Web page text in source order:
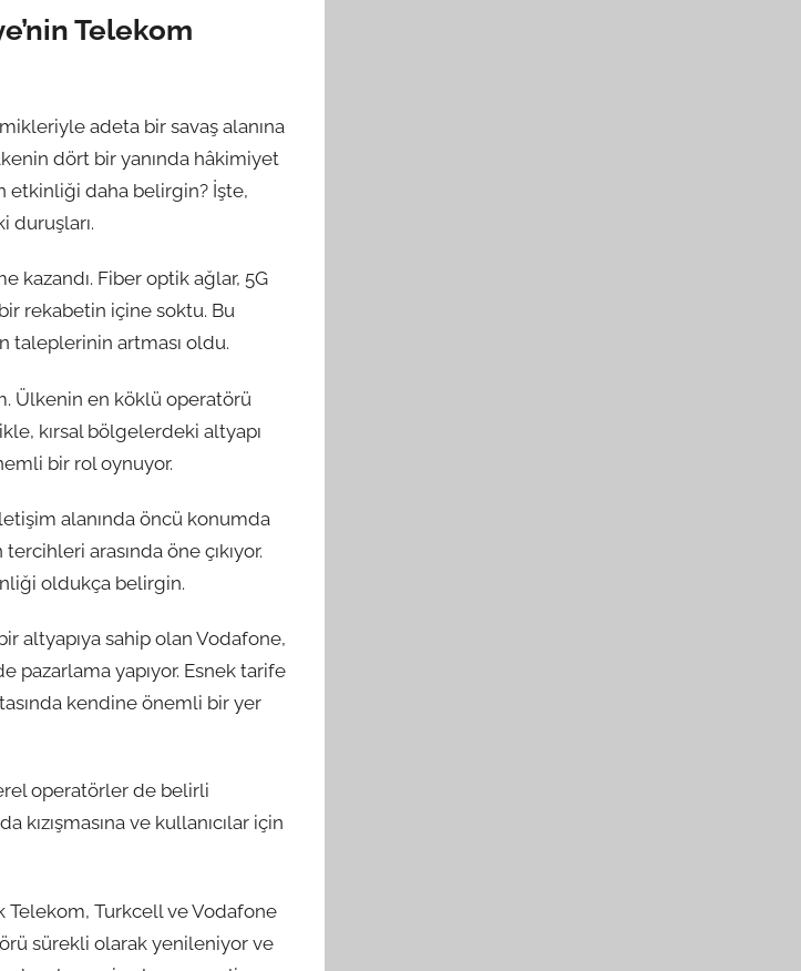
Telekom
adeta bir savaş alanına
dört bir yanında hâkimiyet
etkinliği daha belirgin? İşte,
duruşları.
kazandı. Fiber optik ağlar, 5G
rekabetin içine soktu. Bu
taleplerinin artması oldu.
Ülkenin en köklü operatörü
kırsal bölgelerdeki altyapı
bir rol oynuyor.
alanında öncü konumda
arasında öne çıkıyor.
oldukça belirgin.
altyapıya sahip olan Vodafone,
pazarlama yapıyor. Esnek tarife
kendine önemli bir yer
operatörler de belirli
ve kullanıcılar için
Telekom, Turkcell ve Vodafone
sürekli olarak yenileniyor ve